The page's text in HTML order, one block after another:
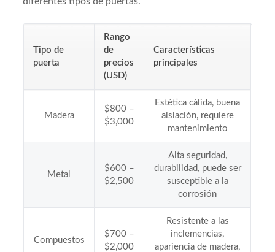
Tipo de
puerta
Rango
de
precios
(USD)
Características
principales
Madera
$800 –
$3,000
Estética cálida, buena
aislación, requiere
mantenimiento
Metal
$600 –
$2,500
Alta seguridad,
durabilidad, puede ser
susceptible a la
corrosión
Compuestos
$700 –
$2,000
Resistente a las
inclemencias,
apariencia de madera,